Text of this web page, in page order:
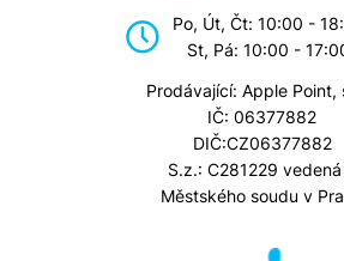
Po, Út, Čt: 10:00 -
St, Pá: 10:00 -
Prodávající: Apple Point,
IČ: 06377882
DIČ:CZ06377882
S.z.: C281229 vedená
Městského soudu v